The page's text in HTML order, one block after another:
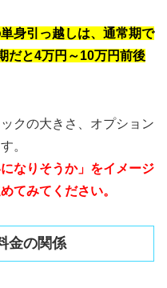
身引っ越しは、通常期で
だと4万円～10万円前後
クの大きさ、オプション
。
なりそうか」をイメージ
てみてください。
金の関係